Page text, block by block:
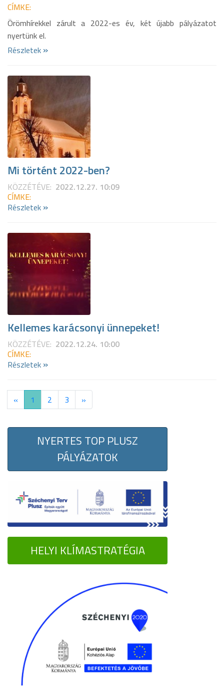
CÍMKE:
Örömhírekkel zárult a 2022-es év, két újabb pályázatot
nyertünk el.
Részletek »
Mi történt 2022-ben?
KÖZZÉTÉVE: 2022.12.27. 10:09
CÍMKE:
Részletek »
Kellemes karácsonyi ünnepeket!
KÖZZÉTÉVE: 2022.12.24. 10:00
CÍMKE:
Részletek »
« 1 2 3 »
NYERTES TOP PLUSZ
PÁLYÁZATOK
HELYI KLÍMASTRATÉGIA